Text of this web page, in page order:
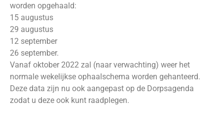
worden opgehaald:
15 augustus
29 augustus
12 september
26 september.
Vanaf oktober 2022 zal (naar verwachting) weer het
normale wekelijkse ophaalschema worden gehanteerd.
Deze data zijn nu ook aangepast op de Dorpsagenda
zodat u deze ook kunt raadplegen.